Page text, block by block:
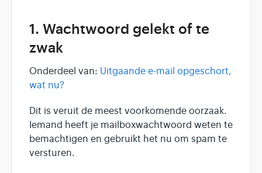
Reseller & developer
Contact
Hoasted.com →
1. Wachtwoord gelekt of te
zwak
Onderdeel van: Uitgaande e-mail opgeschort,
wat nu?
Dit is veruit de meest voorkomende oorzaak.
Iemand heeft je mailboxwachtwoord weten te
bemachtigen en gebruikt het nu om spam te
versturen.